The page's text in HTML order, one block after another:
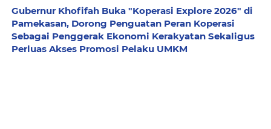
Gubernur Khofifah Buka "Koperasi Explore 2026" di
Pamekasan, Dorong Penguatan Peran Koperasi
Sebagai Penggerak Ekonomi Kerakyatan Sekaligus
Perluas Akses Promosi Pelaku UMKM